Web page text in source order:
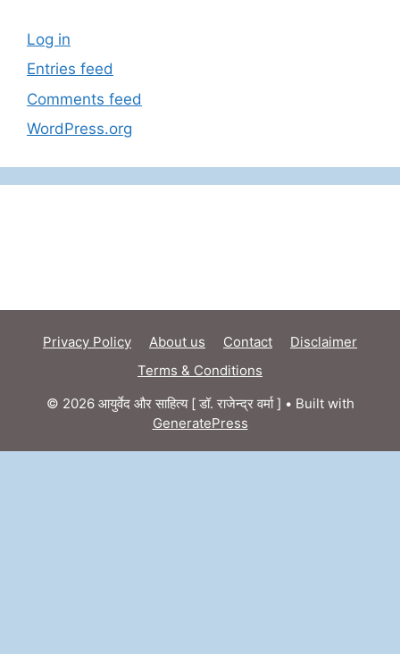
Log in
Entries feed
Comments feed
WordPress.org
Privacy Policy About us Contact
Disclaimer
Terms & Conditions
© 2026 आयुर्वेद और साहित्य [ डॉ. राजेन्द्र वर्मा ] • Built with
GeneratePress